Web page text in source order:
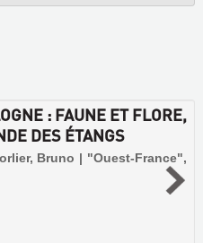
: FAUNE ET FLORE,
DES ÉTANGS
Bruno | "Ouest-France",